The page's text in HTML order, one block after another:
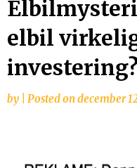
elbil
by Posted ondecember